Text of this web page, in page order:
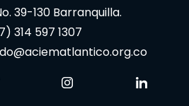
39-130 Barranquilla.
314 597 1307